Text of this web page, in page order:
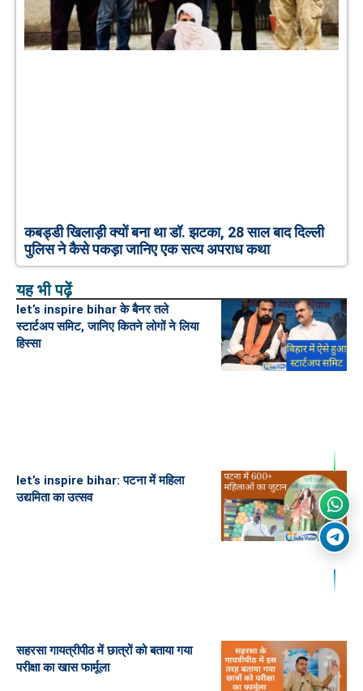
कबड्डी खिलाड़ी क्यों बना था डॉ. झटका, 28 साल बाद दिल्ली
पुलिस ने कैसे पकड़ा जानिए एक सत्य अपराध कथा
यह भी पढ़ें
let’s inspire bihar के बैनर तले
स्टार्टअप समिट, जानिए कितने लोगों ने लिया
हिस्सा
let’s inspire bihar: पटना में महिला
उद्यमिता का उत्सव
सहरसा गायत्रीपीठ में छात्रों को बताया गया
परीक्षा का खास फार्मूला